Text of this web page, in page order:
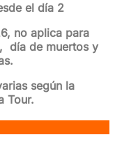
el día 2
no aplica para
día de muertos y
según la
Tour.